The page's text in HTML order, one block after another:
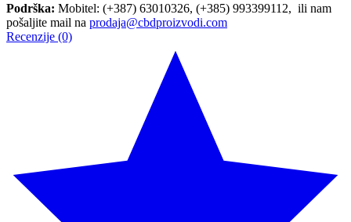
Podrška: Mobitel: (+387) 63010326, (+385) 993399112, ili nam
pošaljite mail na prodaja@cbdproizvodi.com
Recenzije (0)